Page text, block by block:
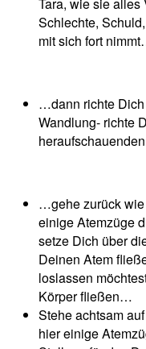
Schlechte,
mit sich fort
…dann richte
Wandlung- richte
…gehe zurück
einige Atemzüge
setze Dich über
Deinen Atem
loslassen
Körper fließen…
Stehe achtsam
hier einige